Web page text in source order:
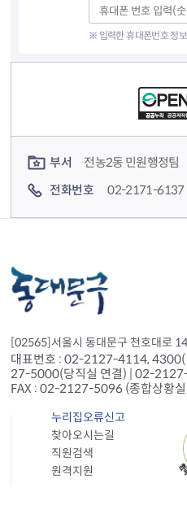
※ 입력한 휴대폰번호 정
부서
전농2동 민원행정팀
전화번호
02-2171-6137
[02565]서울시 동대문구 천호대로
대표번호 : 02-2127-4114,
27-5000(당직실 연결) | 02-
FAX : 02-2127-5096 (종합상황
누리집오류신고
찾아오시는길
직원검색
원격지원